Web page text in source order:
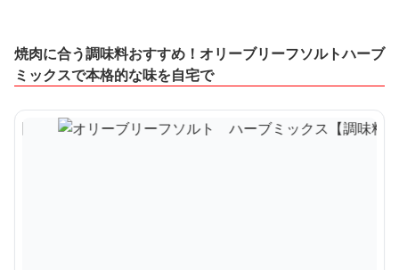
焼肉に合う調味料おすすめ！オリーブリーフソルトハーブ
ミックスで本格的な味を自宅で